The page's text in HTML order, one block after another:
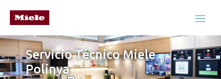
Servicio Técnico Miele
Polinya